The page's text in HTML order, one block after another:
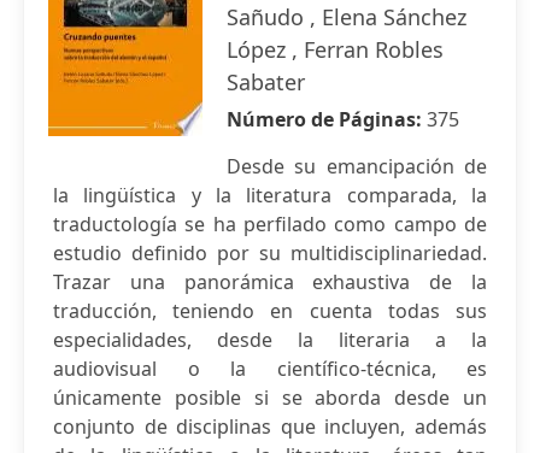
Sañudo , Elena Sánchez
López , Ferran Robles
Sabater
Número de Páginas: 375
Desde su emancipación de
la lingüística y la literatura comparada, la
traductología se ha perfilado como campo de
estudio definido por su multidisciplinariedad.
Trazar una panorámica exhaustiva de la
traducción, teniendo en cuenta todas sus
especialidades, desde la literaria a la
audiovisual o la científico-técnica, es
únicamente posible si se aborda desde un
conjunto de disciplinas que incluyen, además